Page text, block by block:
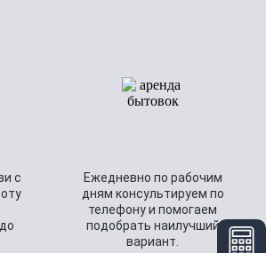
с
Ежедневно по рабочим
дням консультируем по
телефону и помогаем
подобрать наилучший
вариант.